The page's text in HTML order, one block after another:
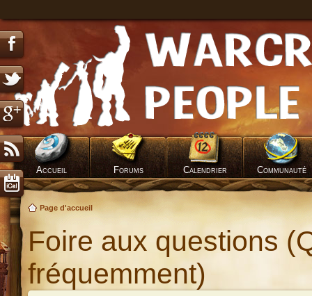
Accueil Forums Calendrier Communauté
Page d'accueil
Foire aux questions
fréquemment)